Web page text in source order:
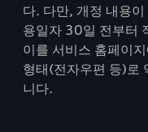
다. 다만, 개정 내용
용일자 30일 전부터
이를 서비스 홈페이
형태(전자우편 등)로
니다.